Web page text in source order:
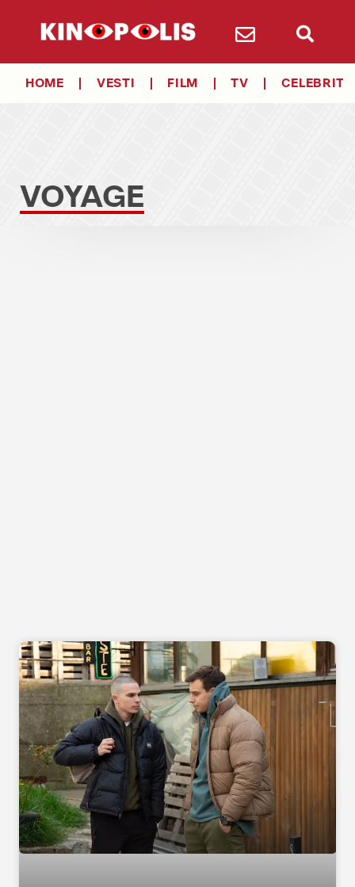
HOME VESTI FILM TV CELEBRITY
VOYAGE